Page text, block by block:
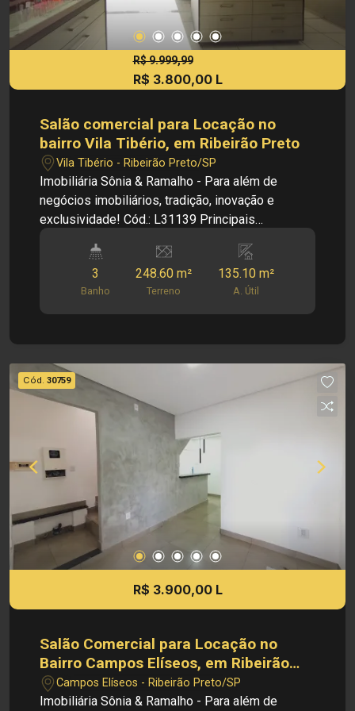
R$ 9.999,99
R$ 3.800,00 L
Salão comercial para Locação no
bairro Vila Tibério, em Ribeirão Preto
Vila Tibério - Ribeirão Preto/SP
Imobiliária Sônia & Ramalho - Para além de
negócios imobiliários, tradição, inovação e
exclusividade! Cód.: L31139 Principais
Vila Tibério - 02 Salões amplo - Provador - 02
Áreas de serviço - 01 Banheiro externo - 03
Dimensões: - 435,260 m² terreno - 282,02 m²
supermercados, lojas e comércios variados
Investimento de Locação: R$ 3.800,00
Investimento de IPTU: R$ 327,31 Investimento
de Venda: R$ Avaliação Obs: A imobiliária se
reserva ao direito de alterar qualquer informação
referente aos valores, dados e disponibilidade
de seus imóveis, sem aviso prévio.
3
Banho
248.60 m²
Terreno
135.10 m²
A. Útil
Cód. 30759
R$ 3.900,00 L
Salão Comercial para Locação no
Bairro Campos Elíseos, em Ribeirão
Preto
Campos Elíseos - Ribeirão Preto/SP
Imobiliária Sônia & Ramalho - Para além de